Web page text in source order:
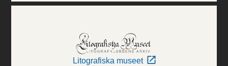
Litografiska museet